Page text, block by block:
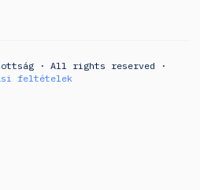
· All rights reserved ·
feltételek